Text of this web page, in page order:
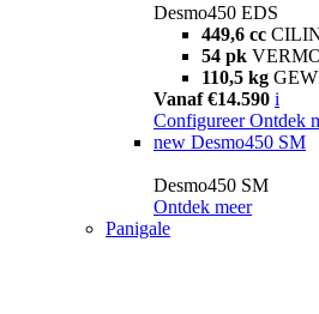
Desmo450 EDS
449,6 cc
54 pk
110,5 kg
Vanaf €14.590 i
Configureer Ontdek
new Desmo450 SM
Desmo450 SM
Ontdek meer
Panigale